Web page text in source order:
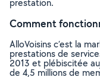
prestation.
Comment
AlloVoisins c’est la
prestations de
2013 et plébiscitée
de 4,5 millions de